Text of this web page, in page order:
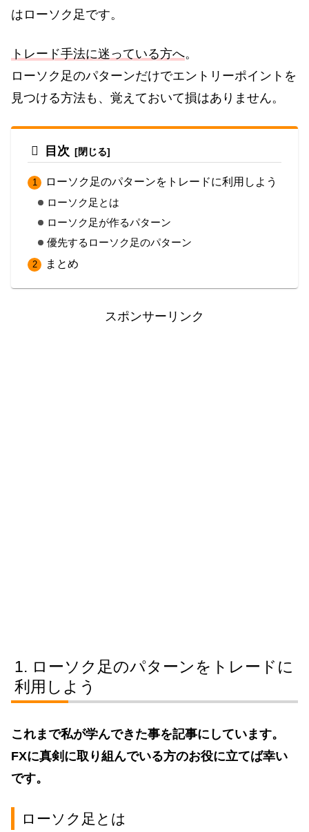
はローソク足です。
トレード手法に迷っている方へ。
ローソク足のパターンだけでエントリーポイントを
見つける方法も、覚えておいて損はありません。
目次
ローソク足のパターンをトレードに利用しよう
ローソク足とは
ローソク足が作るパターン
優先するローソク足のパターン
まとめ
スポンサーリンク
ローソク足のパターンをトレードに
利用しよう
これまで私が学んできた事を記事にしています。
FXに真剣に取り組んでいる方のお役に立てば幸い
です。
ローソク足とは